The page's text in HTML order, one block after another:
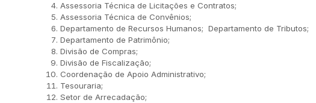
Assessoria Técnica de Licitações e Contratos;
Assessoria Técnica de Convênios;
Departamento de Recursos Humanos; Departamento de Tributos;
Departamento de Patrimônio;
Divisão de Compras;
Divisão de Fiscalização;
Coordenação de Apoio Administrativo;
Tesouraria;
Setor de Arrecadação;